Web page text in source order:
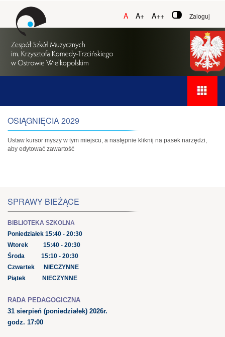
A A+ A++ Zaloguj
OSIĄGNIĘCIA 2029
Ustaw kursor myszy w tym miejscu, a następnie kliknij na pasek narzędzi,
aby edytować zawartość
SPRAWY BIEŻĄCE
BIBLIOTEKA SZKOLNA
Poniedziałek 15:40 - 20:30
Wtorek 15:40 - 20:30
Środa 15:10 - 20:30
Czwartek NIECZYNNE
Piątek NIECZYNNE
RADA PEDAGOGICZNA
31 sierpień (poniedziałek) 2026r.
godz. 17:00